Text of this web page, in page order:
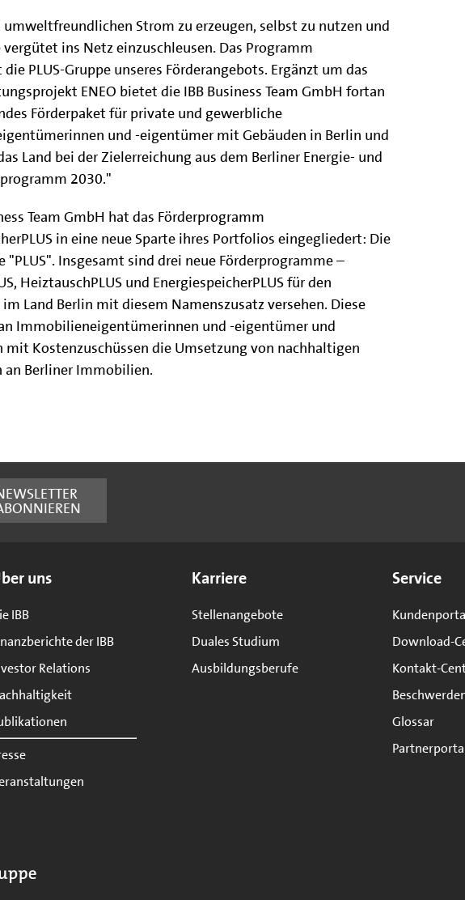
Strom zu erzeugen, selbst zu nutzen und
vergütet ins Netz einzuschleusen. Das Programm
PLUS-Gruppe unseres Förderangebots. Ergänzt um das
ENEO bietet die IBB Business Team GmbH fortan
Förderpaket für private und gewerbliche
und -eigentümer mit Gebäuden in Berlin und
Land bei der Zielerreichung aus dem Berliner Energie- und
2030."
Team GmbH hat das Förderprogramm
in eine neue Sparte ihres Portfolios eingegliedert: Die
"PLUS". Insgesamt sind drei neue Förderprogramme –
HeiztauschPLUS und EnergiespeicherPLUS für den
Land Berlin mit diesem Namenszusatz versehen. Diese
Immobilieneigentümerinnen und -eigentümer und
Kostenzuschüssen die Umsetzung von nachhaltigen
an Berliner Immobilien.
LinkedIn
uns
IBB
der IBB
Relations
Karriere
Stellenangebote
Duales Studium
Ausbildungsberufe
Service
Download-
Kontakt-
Glossar